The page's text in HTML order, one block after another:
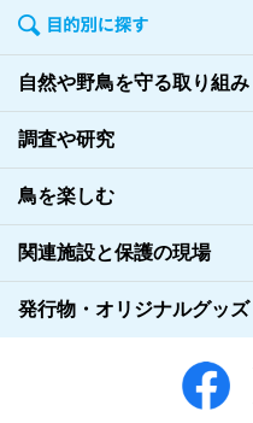
自然や野鳥を守る取り組み
調査や研究
鳥を楽しむ
関連施設と保護の現場
発行物・オリジナルグッズ